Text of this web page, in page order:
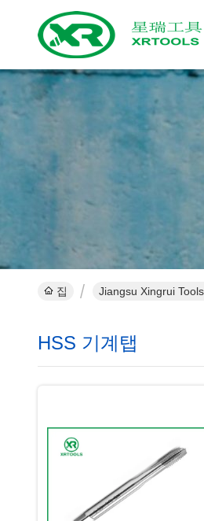
집 Jiangsu Xingrui
HSS 기계탭